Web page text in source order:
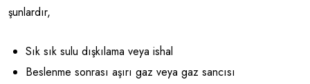
şunlardır,
Sık sık sulu dışkılama veya ishal
Beslenme sonrası aşırı gaz veya gaz sancısı